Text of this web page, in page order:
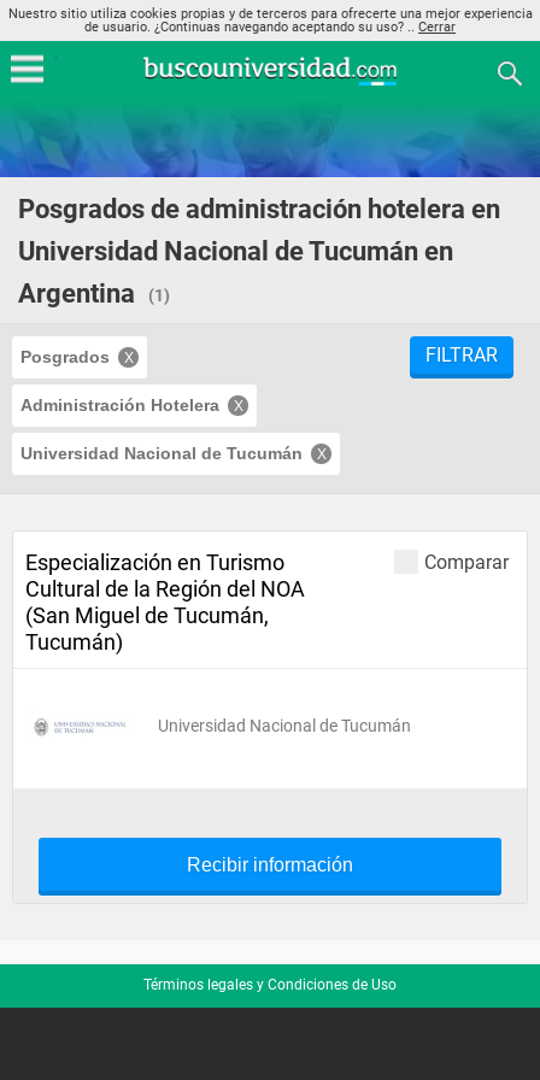
Nuestro sitio utiliza cookies propias y de terceros para ofrecerte una mejor experiencia
de usuario. ¿Continuas navegando aceptando su uso? .. Cerrar
Posgrados de administración hotelera en
Universidad Nacional de Tucumán en
Argentina
(1)
Posgrados
Administración Hotelera
Universidad Nacional de Tucumán
FILTRAR
Comparar
Especialización en Turismo
Cultural de la Región del NOA
(San Miguel de Tucumán,
Tucumán)
Universidad Nacional de Tucumán
Recibir información
Términos legales y Condiciones de Uso